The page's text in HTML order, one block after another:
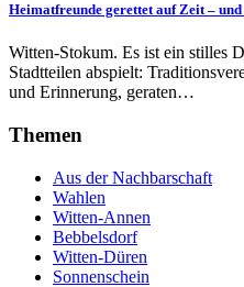
Heimatfreunde gerettet auf Zeit –
Witten-Stokum. Es ist ein stilles
Stadtteilen abspielt:
und Erinnerung, geraten…
Themen
Aus der Nachbarschaft
Wahlen
Witten-Annen
Bebbelsdorf
Witten-Düren
Sonnenschein